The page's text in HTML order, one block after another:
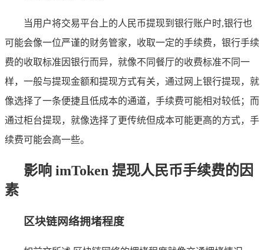
当用户将交易平台上的人民币提现到银行账户时,银行也
可能会像一位严谨的财务管家，收取一定的手续费，银行手续
费的收取标准因银行而异，就像不同餐厅的收费标准不同一
样，一般与提现金额和提现方式有关，通过网上银行提现，就
像选择了一条便捷且低成本的通道，手续费可能相对较低；而
通过柜台提现，就像选择了更传统但成本可能更高的方式，手
续费可能会高一些。
影响 imToken 提现人民币手续费的因
素
区块链网络拥堵程度